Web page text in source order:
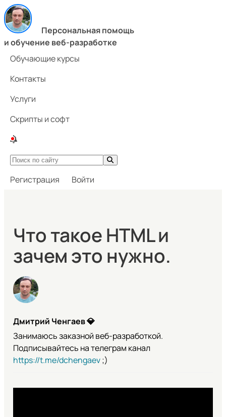
Персональная помощь
и обучение веб-разработке
Обучающие курсы
Контакты
Услуги
Скрипты и софт
Регистрация Войти
Что такое HTML и
зачем это нужно.
Дмитрий Ченгаев💎
Занимаюсь заказной веб-разработкой.
Подписывайтесь на телеграм канал
https://t.me/dchengaev;)